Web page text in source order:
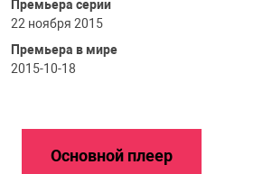
Премьера серии
22 ноября 2015
Премьера в мире
2015-10-18
Основной плеер